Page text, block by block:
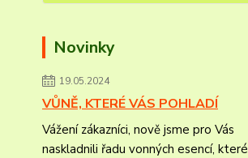
Novinky
19.05.2024
VŮNĚ, KTERÉ VÁS POHLADÍ
Vážení zákazníci, nově jsme pro Vás
naskladnili řadu vonných esencí, které